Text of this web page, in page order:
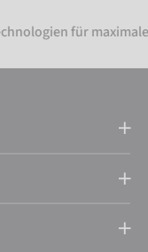
für maximale